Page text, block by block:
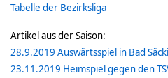
Tabelle der Bezirksliga
Artikel aus der Saison:
28.9.2019 Auswärtsspiel in Bad
23.11.2019 Heimspiel gegen den